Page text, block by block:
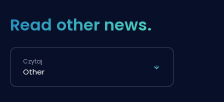
Read other news.
Czytaj